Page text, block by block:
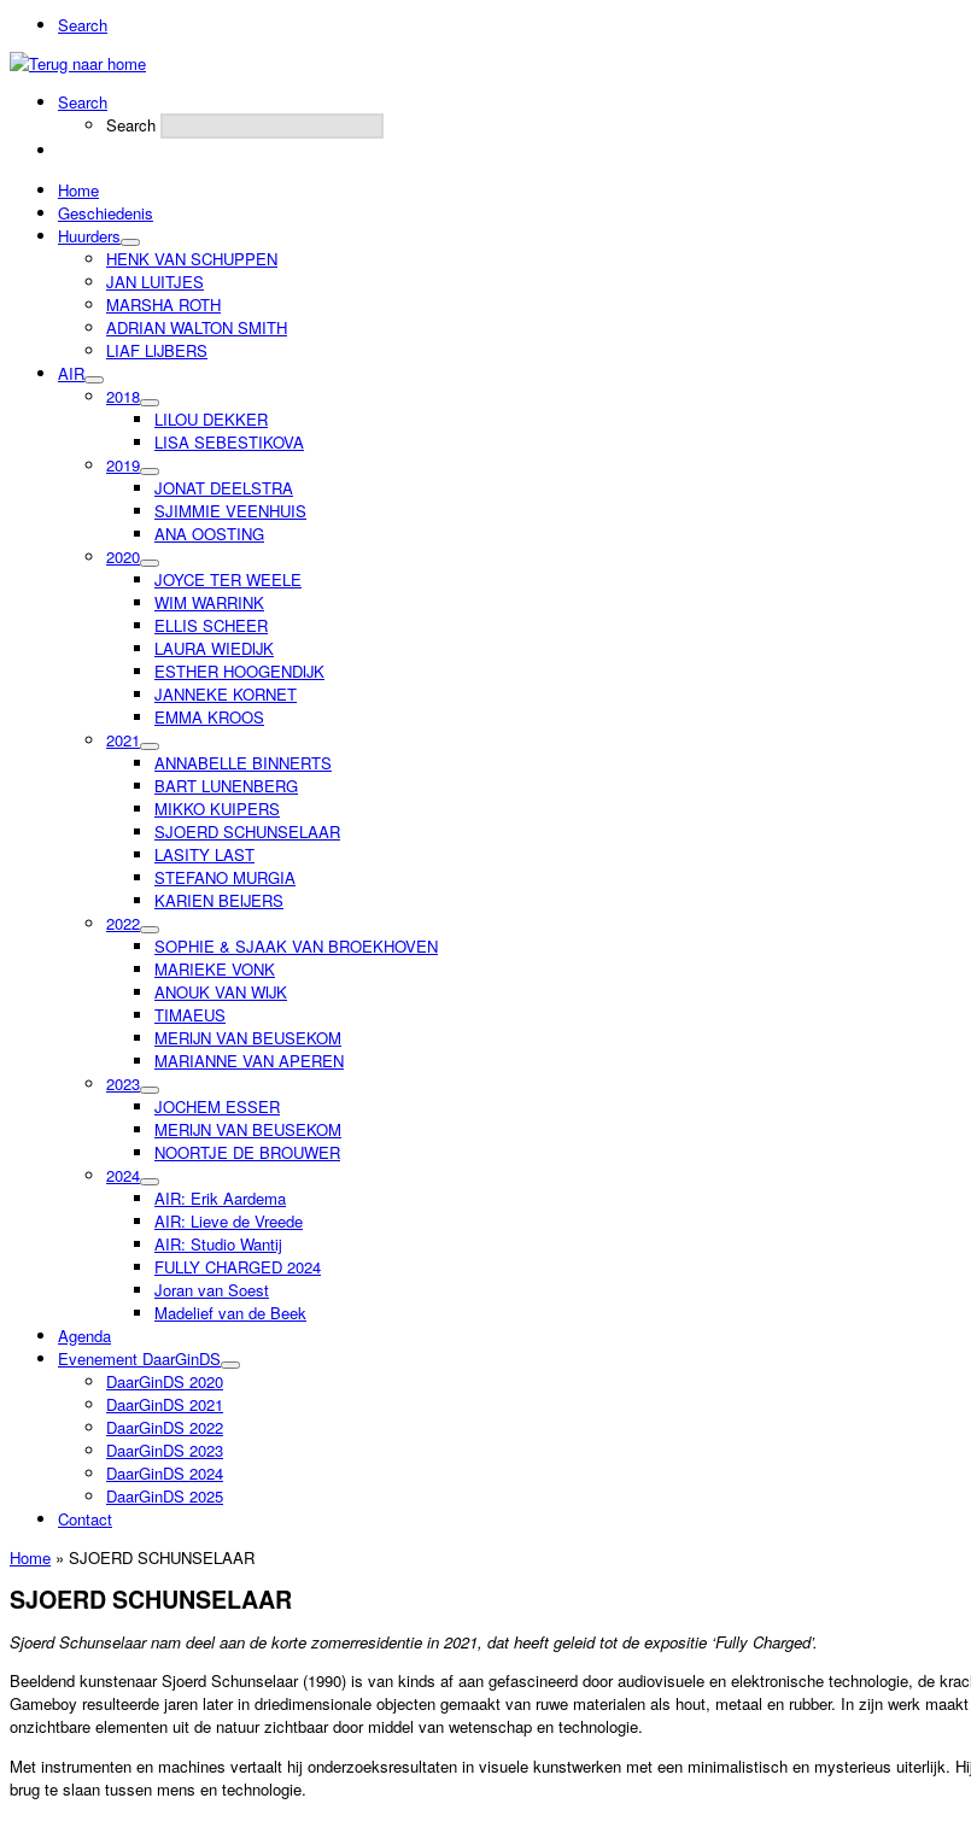
Search
Search
Search
Home
Geschiedenis
Huurders
HENK VAN SCHUPPEN
JAN LUITJES
MARSHA ROTH
ADRIAN WALTON SMITH
LIAF LIJBERS
AIR
2018
LILOU DEKKER
LISA SEBESTIKOVA
2019
JONAT DEELSTRA
SJIMMIE VEENHUIS
ANA OOSTING
2020
JOYCE TER WEELE
WIM WARRINK
ELLIS SCHEER
LAURA WIEDIJK
ESTHER HOOGENDIJK
JANNEKE KORNET
EMMA KROOS
2021
ANNABELLE BINNERTS
BART LUNENBERG
MIKKO KUIPERS
SJOERD SCHUNSELAAR
LASITY LAST
STEFANO MURGIA
KARIEN BEIJERS
2022
SOPHIE & SJAAK VAN BROEKHOVEN
MARIEKE VONK
ANOUK VAN WIJK
TIMAEUS
MERIJN VAN BEUSEKOM
MARIANNE VAN APEREN
2023
JOCHEM ESSER
MERIJN VAN BEUSEKOM
NOORTJE DE BROUWER
2024
AIR: Erik Aardema
AIR: Lieve de Vreede
AIR: Studio Wantij
FULLY CHARGED 2024
Joran van Soest
Madelief van de Beek
Agenda
Evenement DaarGinDS
DaarGinDS 2020
DaarGinDS 2021
DaarGinDS 2022
DaarGinDS 2023
DaarGinDS 2024
DaarGinDS 2025
Contact
Home » SJOERD SCHUNSELAAR
SJOERD SCHUNSELAAR
Sjoerd Schunselaar nam deel aan de korte zomerresidentie in 2021, dat heeft geleid tot de expositie ‘Fully Charged’.
Beeldend kunstenaar Sjoerd Schunselaar (1990) is van kinds af aan gefascineerd door audiovisuele en elektronische technologie, de
Gameboy resulteerde jaren later in driedimensionale objecten gemaakt van ruwe materialen als hout, metaal en rubber. In zijn werk
onzichtbare elementen uit de natuur zichtbaar door middel van wetenschap en technologie.
Met instrumenten en machines vertaalt hij onderzoeksresultaten in visuele kunstwerken met een minimalistisch en mysterieus uiterlijk.
brug te slaan tussen mens en technologie.